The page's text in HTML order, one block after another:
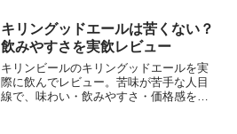
キリングッドエールは苦くない？
飲みやすさを実飲レビュー
キリンビールのキリングッドエールを実
際に飲んでレビュー。苦味が苦手な人目
線で、味わい・飲みやすさ・価格感を本